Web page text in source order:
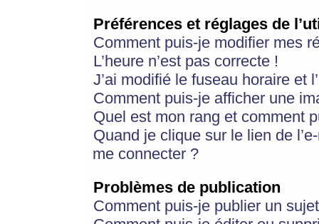
Préférences et réglages de
Comment puis-je modifier mes
L’heure n’est pas correcte !
J’ai modifié le fuseau horaire et
Comment puis-je afficher une
Quel est mon rang et comment
Quand je clique sur le lien de
me connecter ?
Problèmes de publication
Comment puis-je publier un